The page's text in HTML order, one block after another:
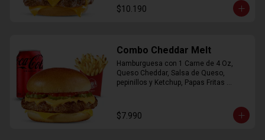
$10.190
Combo Cheddar Melt
Hamburguesa con 1 Carne de 4 Oz,
Queso Cheddar, Salsa de Queso,
pepinillos y Ketchup, Papas Fritas
$7.990